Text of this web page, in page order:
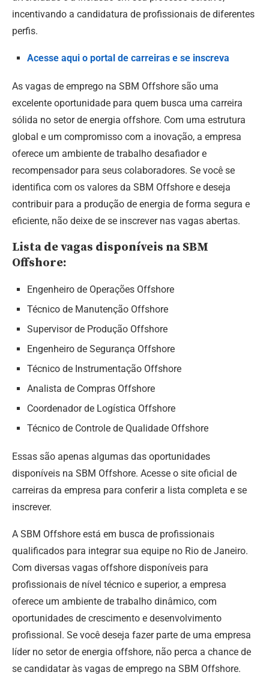
incentivando a candidatura de profissionais de diferentes
perfis.
Acesse aqui o portal de carreiras e se inscreva
As vagas de emprego na SBM Offshore são uma
excelente oportunidade para quem busca uma carreira
sólida no setor de energia offshore. Com uma estrutura
global e um compromisso com a inovação, a empresa
oferece um ambiente de trabalho desafiador e
recompensador para seus colaboradores. Se você se
identifica com os valores da SBM Offshore e deseja
contribuir para a produção de energia de forma segura e
eficiente, não deixe de se inscrever nas vagas abertas.
Lista de vagas disponíveis na SBM
Offshore:
Engenheiro de Operações Offshore
Técnico de Manutenção Offshore
Supervisor de Produção Offshore
Engenheiro de Segurança Offshore
Técnico de Instrumentação Offshore
Analista de Compras Offshore
Coordenador de Logística Offshore
Técnico de Controle de Qualidade Offshore
Essas são apenas algumas das oportunidades
disponíveis na SBM Offshore. Acesse o site oficial de
carreiras da empresa para conferir a lista completa e se
inscrever.
A SBM Offshore está em busca de profissionais
qualificados para integrar sua equipe no Rio de Janeiro.
Com diversas vagas offshore disponíveis para
profissionais de nível técnico e superior, a empresa
oferece um ambiente de trabalho dinâmico, com
oportunidades de crescimento e desenvolvimento
profissional. Se você deseja fazer parte de uma empresa
líder no setor de energia offshore, não perca a chance de
se candidatar às vagas de emprego na SBM Offshore.